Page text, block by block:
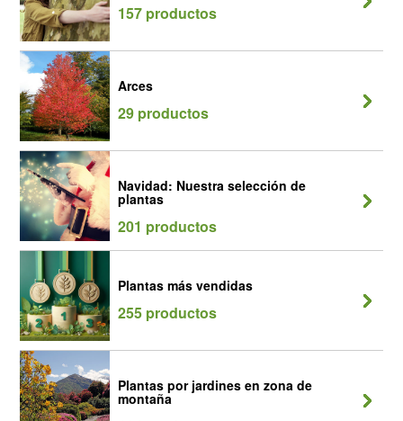
157 productos
Arces
29 productos
Navidad: Nuestra selección de
plantas
201 productos
Plantas más vendidas
255 productos
Plantas por jardines en zona de
montaña